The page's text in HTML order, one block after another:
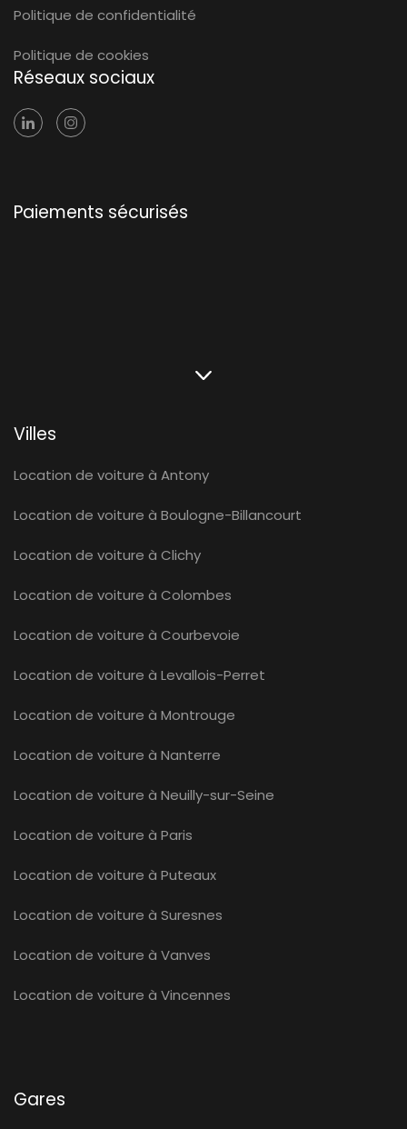
Politique de confidentialité
Politique de cookies
Réseaux sociaux
Paiements sécurisés
Villes
Location de voiture à Antony
Location de voiture à Boulogne-Billancourt
Location de voiture à Clichy
Location de voiture à Colombes
Location de voiture à Courbevoie
Location de voiture à Levallois-Perret
Location de voiture à Montrouge
Location de voiture à Nanterre
Location de voiture à Neuilly-sur-Seine
Location de voiture à Paris
Location de voiture à Puteaux
Location de voiture à Suresnes
Location de voiture à Vanves
Location de voiture à Vincennes
Gares